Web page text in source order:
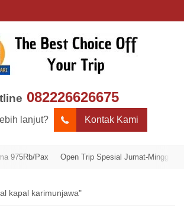
082226626675
lanjut? Kontak Kami
Pax Open Trip Spesial Jumat-Minggu Cuma
kapal karimunjawa"